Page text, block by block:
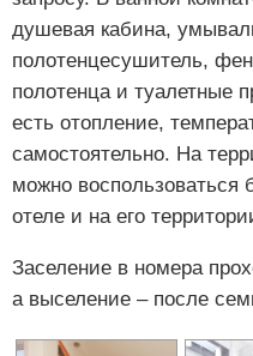
душевая кабина,
полотенцесушитель,
полотенца и туалетные
есть отопление,
самостоятельно. На
можно
отеле и на его
Заселение в номера
а выселение – после